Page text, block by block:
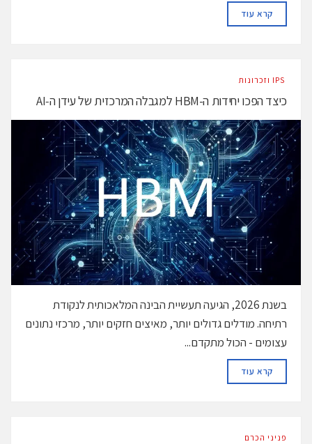
קרא עודDETAILS
כיצד הפכו יחידות ה-HBM למגבלה המרכזית של עידן ה‑AI
בשנת 2026, הגיעה תעשיית הבינה המלאכותית לנקודת
רתיחה. מודלים גדולים יותר, מאיצים חזקים יותר, מרכזי נתונים
עצומים - הכול מתקדם...
קרא עודDETAILS
פניני הכרם